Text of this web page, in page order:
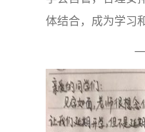
体结合，成为学习